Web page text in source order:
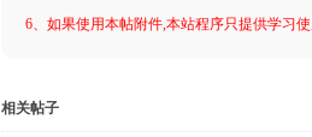
6、如果使用本帖附件,本站程序只提供学习
相关帖子